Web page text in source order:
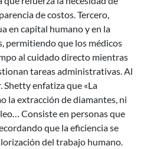
de costos. Tercero,
en capital humano y en la
permitiendo que los médicos
al cuidado directo mientras
tareas administrativas. Al
Shetty enfatiza que «La
la extracción de diamantes, ni
Consiste en personas que
que la eficiencia se
del trabajo humano.